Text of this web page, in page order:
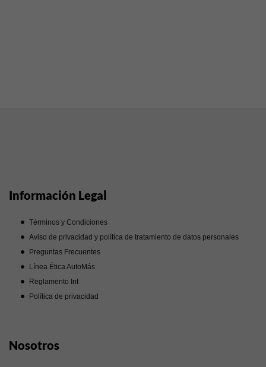
Información Legal
Términos y Condiciones
Aviso de privacidad y política de tratamiento de datos personales
Preguntas Frecuentes
Línea Ética AutoMás
Reglamento Int
Política de privacidad
Nosotros